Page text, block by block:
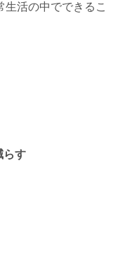
活の中でできるこ
らす